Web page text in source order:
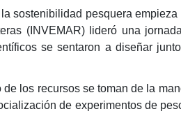
sostenibilidad pesquera empieza
(INVEMAR) lideró una
se sentaron a diseñar
los recursos se toman de la
de experimentos de